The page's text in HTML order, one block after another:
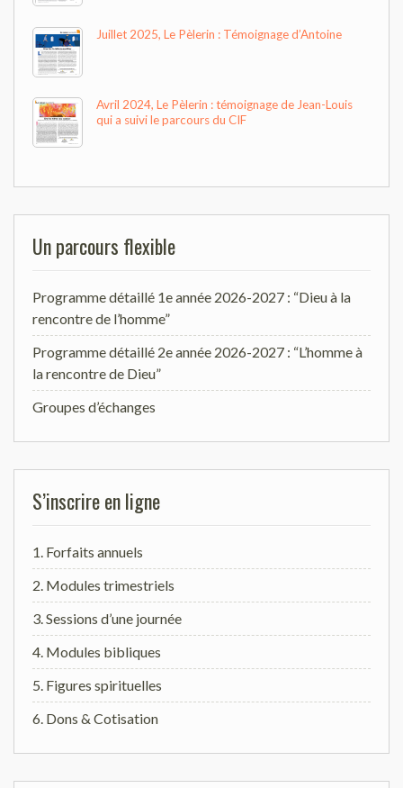
Juillet 2025, Le Pèlerin : Témoignage d’Antoine
Avril 2024, Le Pèlerin : témoignage de Jean-Louis
qui a suivi le parcours du CIF
Un parcours flexible
Programme détaillé 1e année 2026-2027 : “Dieu à la
rencontre de l’homme”
Programme détaillé 2e année 2026-2027 : “L’homme à
la rencontre de Dieu”
Groupes d’échanges
S’inscrire en ligne
1. Forfaits annuels
2. Modules trimestriels
3. Sessions d’une journée
4. Modules bibliques
5. Figures spirituelles
6. Dons & Cotisation